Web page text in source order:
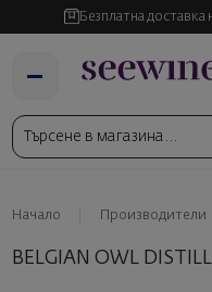
Безплатна доставка
Начало Производители
BELGIAN OWL